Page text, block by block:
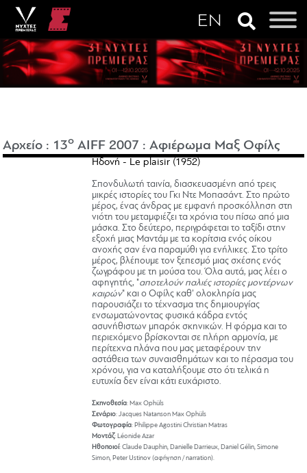
Αρχείο : 13o AIFF 2007 :Αφιέρωμα Μαξ Οφίλς
Ηδονή - Le plaisir (1952)
Σπονδυλωτή ταινία, διασκευασμένη από τρεις
μικρές ιστορίες του Γκι Ντε Μοπασάντ. Στο πρώτο
μέρος, ένας άνδρας με εμφανή προσκόλληση στη
νιότη του μεταμφιέζει τα χρόνια του πίσω από μια
μάσκα. Στο δεύτερο, περιγράφεται το ταξίδι στην
εξοχή μιας Μαντάμ με τα κορίτσια ενός οίκου
ανοχής σαν ένα παραμύθι για ενήλικες. Στο τρίτο
μέρος, βλέπουμε τον ξεπεσμό μιας σχέσης ενός
ζωγράφου με τη μούσα του. Όλα αυτά, μας λέει ο
αφηγητής, "αποτελούν παλιές ιστορίες μοντέρνων
καιρών" και ο Οφίλς καθ’ ολοκληρία μας
παρουσιάζει το τέχνασμα της δημιουργίας
ενσωματώνοντας φυσικά κάδρα εντός
ασυνήθιστων μπαρόκ σκηνικών. Η φόρμα και το
περιεχόμενο βρίσκονται σε πλήρη αρμονία, με
περίτεχνα πλάνα που μας μεταφέρουν την
αστάθεια των συναισθημάτων και το πέρασμα του
χρόνου, για να καταλήξουμε στο ότι τελικά η
ευτυχία δεν είναι κάτι ευχάριστο.
Σκηνοθεσία: Max Ophüls
Σενάριο: Jacques Natanson Max Ophüls
Φωτογραφία: Philippe Agostini Christian Matras
Μοντάζ: Léonide Azar
Ηθοποιοί: Claude Dauphin, Danielle Darrieux, Daniel Gélin, Simone
Simon, Peter Ustinov (αφήγηση / narration).